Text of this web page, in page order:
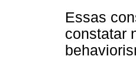
Essas
constatar